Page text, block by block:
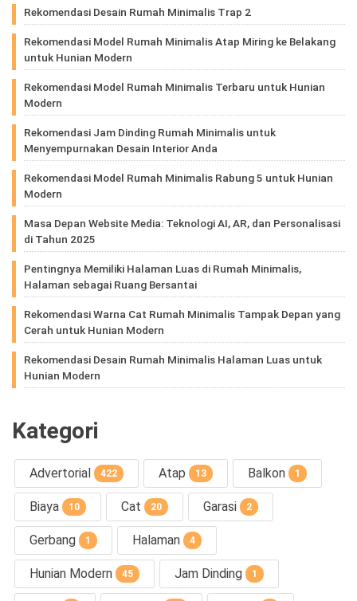
Rekomendasi Desain Rumah Minimalis Trap 2
Rekomendasi Model Rumah Minimalis Atap Miring ke Belakang
untuk Hunian Modern
Rekomendasi Model Rumah Minimalis Terbaru untuk Hunian
Modern
Rekomendasi Jam Dinding Rumah Minimalis untuk
Menyempurnakan Desain Interior Anda
Rekomendasi Model Rumah Minimalis Rabung 5 untuk Hunian
Modern
Masa Depan Website Media: Teknologi AI, AR, dan Personalisasi
di Tahun 2025
Pentingnya Memiliki Halaman Luas di Rumah Minimalis,
Halaman sebagai Ruang Bersantai
Rekomendasi Warna Cat Rumah Minimalis Tampak Depan yang
Cerah untuk Hunian Modern
Rekomendasi Desain Rumah Minimalis Halaman Luas untuk
Hunian Modern
Kategori
Advertorial 422 Atap 13 Balkon 1
Biaya 10 Cat 20 Garasi 2
Gerbang 1 Halaman 4
Hunian Modern 45 Jam Dinding 1